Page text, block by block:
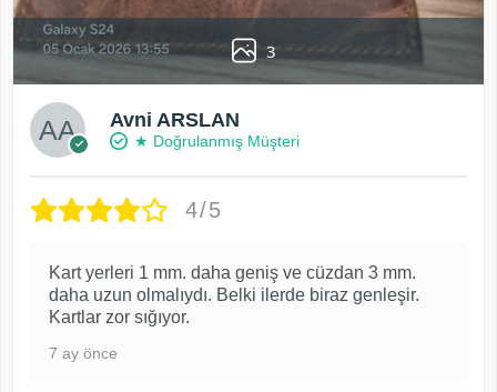
3
Avni ARSLAN
★ Doğrulanmış Müşteri
4/5
Kart yerleri 1 mm. daha geniş ve cüzdan 3 mm.
daha uzun olmalıydı. Belki ilerde biraz genleşir.
Kartlar zor sığıyor.
7 ay önce